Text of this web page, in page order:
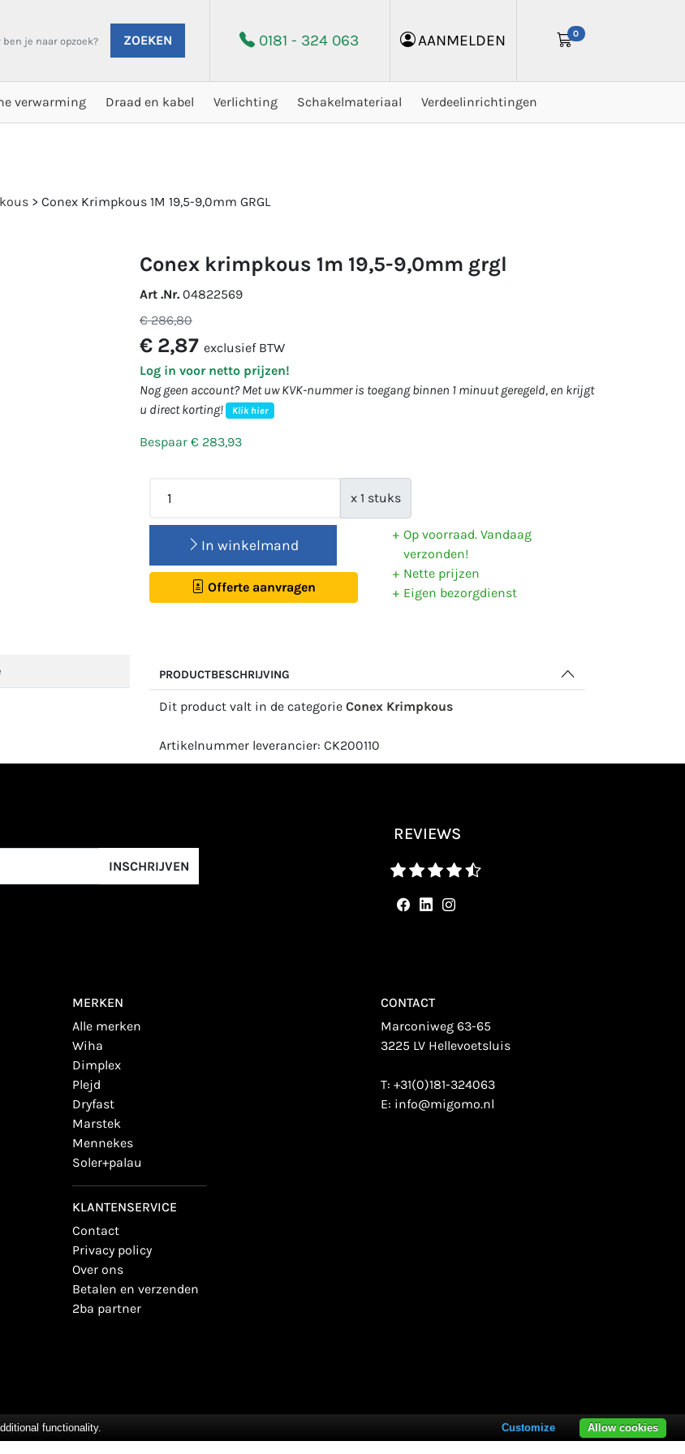
ZOEKEN 0181 - 324 063 AANMELDEN 0
verwarming Draad en kabel Verlichting Schakelmateriaal Verdeelinrichtingen
> Conex Krimpkous 1M 19,5-9,0mm GRGL
conex krimpkous 1m 19,5-9,0mm grgl
Art .Nr. 04822569
€ 286,80
€ 2,87 exclusief BTW
Log in voor netto prijzen!
Nog geen account? Met uw KVK-nummer is toegang binnen 1 minuut geregeld, en krijgt
u direct korting!
Klik hier
Bespaar € 283,93
x 1 stuks
In winkelmand
Offerte aanvragen
Op voorraad. Vandaag
verzonden!
Nette prijzen
Eigen bezorgdienst
PRODUCTBESCHRIJVING
Dit product valt in de categorie Conex Krimpkous
Artikelnummer leverancier: CK200110
INSCHRIJVEN
REVIEWS
MERKEN
alle merken
wiha
dimplex
plejd
dryfast
marstek
mennekes
soler+palau
KLANTENSERVICE
contact
privacy policy
over ons
betalen en verzenden
2ba partner
CONTACT
Marconiweg 63-65
3225 LV Hellevoetsluis
T:+31(0)181-324063
E: info@migomo.nl
functionality. Allow cookies
Customize